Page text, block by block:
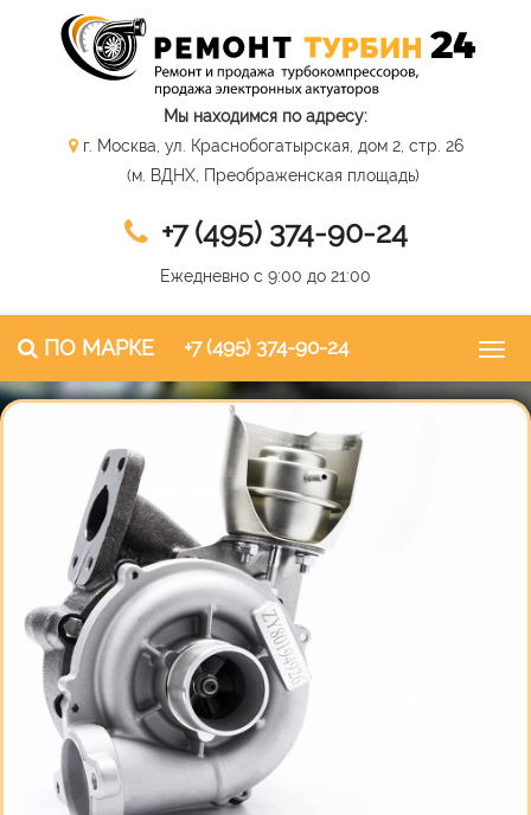
Мы находимся по адресу:
г. Москва, ул. Краснобогатырская, дом 2, стр. 26
(м. ВДНХ, Преображенская площадь)
+7 (495) 374-90-24
Ежедневно с 9:00 до 21:00
ПО МАРКЕ +7 (495) 374-90-24